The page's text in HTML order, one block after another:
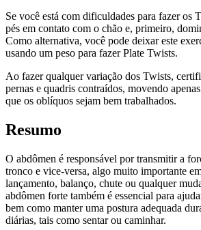
Se você está com dificuldades para fazer os
pés em contato com o chão e, primeiro,
Como alternativa, você pode deixar este
usando um peso para fazer Plate Twists.
Ao fazer qualquer variação dos Twists,
pernas e quadris contraídos, movendo
que os oblíquos sejam bem trabalhados.
Resumo
O abdômen é responsável por transmitir a
tronco e vice-versa, algo muito importante
lançamento, balanço, chute ou qualquer
abdômen forte também é essencial para
bem como manter uma postura adequada
diárias, tais como sentar ou caminhar.